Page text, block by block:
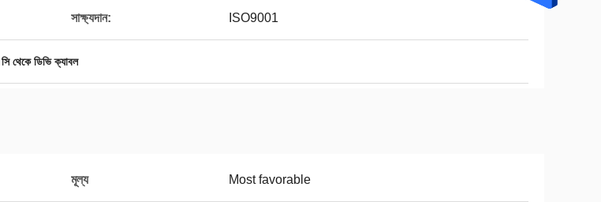
সাক্ষ্যদান: ISO9001
থেকে ডিভি ক্যাবল
মূল্য Most favorable